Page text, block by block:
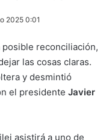
2025 0:01
reconciliación,
las cosas claras.
y desmintió
el presidente Javier
asistirá a uno de